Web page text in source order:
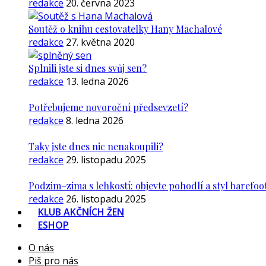
redakce 20. června 2023
Soutěž o knihu cestovatelky Hany Machalové
redakce 27. května 2020
Splnili jste si dnes svůj sen?
redakce 13. ledna 2026
Potřebujeme novoroční předsevzetí?
redakce 8. ledna 2026
Taky jste dnes nic nenakoupili?
redakce 29. listopadu 2025
Podzim–zima s lehkostí: objevte pohodlí a styl
redakce 26. listopadu 2025
KLUB AKČNÍCH ŽEN
ESHOP
O nás
Piš pro nás